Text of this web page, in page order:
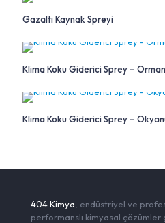
Gazaltı Kaynak Spreyi
Klima Koku Giderici Sprey –
Klima Koku Giderici Sprey –
404 Kimya , endüstriyel ve
performanslı kimyasal çözümler